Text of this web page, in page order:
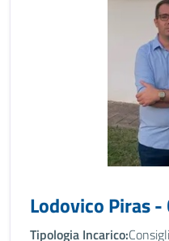
Lodovico Piras
Tipologia Incarico: